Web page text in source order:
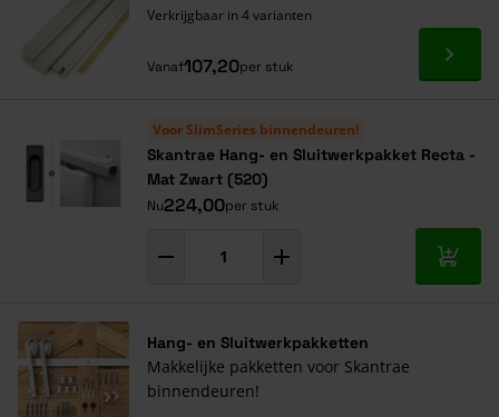
Verkrijgbaar in 4 varianten
Vanaf107,20per stuk Ga
Voor SlimSeries binnendeuren!
Skantrae Hang- en Sluitwerkpakket Recta -
Mat Zwart (520)
Nu224,00per stuk
In
Hang- en Sluitwerkpakketten
Makkelijke pakketten voor Skantrae
binnendeuren!